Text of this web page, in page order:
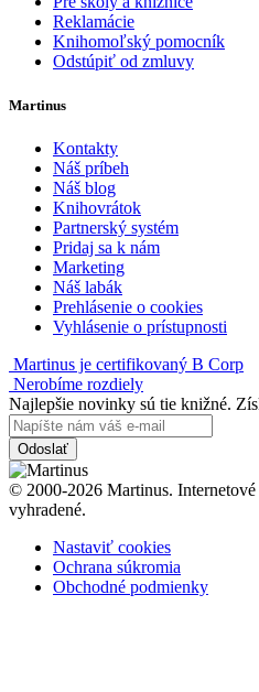
Reklamácie
Knihomoľský pomocník
Odstúpiť od zmluvy
Martinus
Kontakty
Náš príbeh
Náš blog
Knihovrátok
Partnerský systém
Pridaj sa k nám
Marketing
Náš labák
Prehlásenie o cookies
Vyhlásenie o prístupnosti
Martinus je certifikovaný B Corp
Nerobíme rozdiely
Najlepšie novinky sú tie knižné.
Odoslať
© 2000-2026 Martinus.
vyhradené.
Nastaviť cookies
Ochrana súkromia
Obchodné podmienky